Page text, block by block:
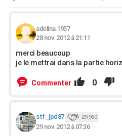
adelina 1957
28 nov. 2012 à 21:11
merci beaucoup
je le mettrai dans la partie
Commenter 0
stf_jpd87 29 960
29 nov. 2012 à 07:36